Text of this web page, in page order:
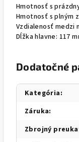
Hmotnosť s
Hmotnosť s plným
Vzdialenosť medzi
Dĺžka hlavne: 117
Dodatočné
Kategória:
Záruka:
Zbrojný